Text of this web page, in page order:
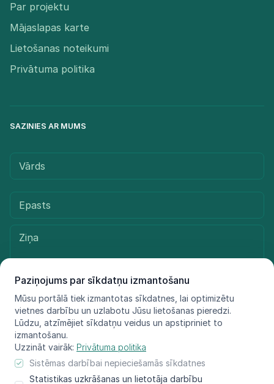
Paziņojums par sīkdatņu izmantošanu
Mūsu portālā tiek izmantotas sīkdatnes, lai optimizētu
vietnes darbību un uzlabotu Jūsu lietošanas pieredzi.
Lūdzu, atzīmējiet sīkdatņu veidus un apstipriniet to
izmantošanu.
Uzzināt vairāk: Privātuma politika
Sistēmas darbībai nepieciešamās sīkdatnes
Statistikas uzkrāšanas un lietotāja darbību
Par projektu
Mājaslapas karte
Lietošanas noteikumi
Privātuma politika
SAZINIES AR MUMS
Sūtīt ziņu
© LIFE FOR SPECIES, 2021 - 2025
Informācija atspoguļo tikai projekta LIFE FOR SPECIES īstenotāju